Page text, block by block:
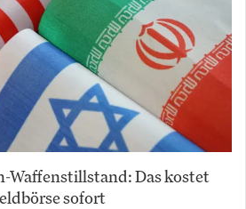
Waffenstillstand: Das kostet
sofort